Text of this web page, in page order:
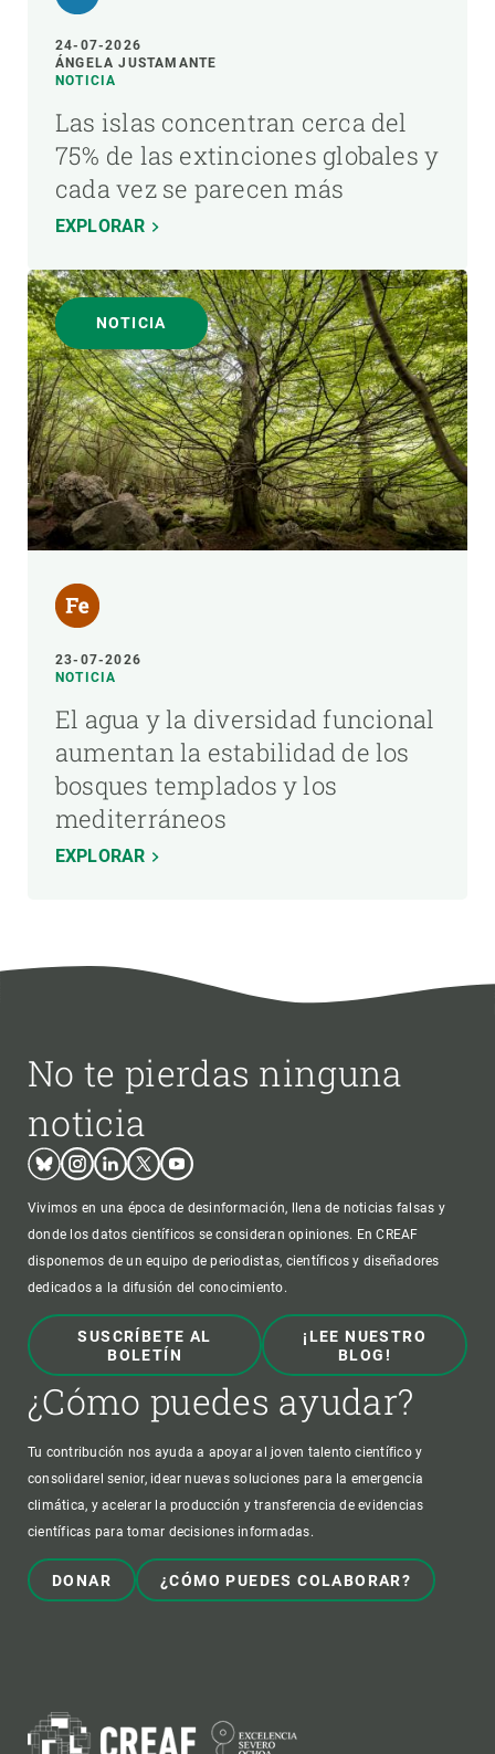
24-07-2026
ÁNGELA JUSTAMANTE
NOTICIA
Las islas concentran cerca del
75% de las extinciones globales y
cada vez se parecen más
EXPLORAR
NOTICIA
23-07-2026
NOTICIA
El agua y la diversidad funcional
aumentan la estabilidad de los
bosques templados y los
mediterráneos
EXPLORAR
No te pierdas ninguna
noticia
BlueskyInstagram
LinkedinTwitterYoutube
Vivimos en una época de desinformación, llena de noticias falsas y
donde los datos científicos se consideran opiniones. En CREAF
disponemos de un equipo de periodistas, científicos y diseñadores
dedicados a la difusión del conocimiento.
SUSCRÍBETE AL
BOLETÍN
¡LEE NUESTRO
BLOG!
¿Cómo puedes ayudar?
Tu contribución nos ayuda a apoyar al joven talento científico y
consolidarel senior, idear nuevas soluciones para la emergencia
climática, y acelerar la producción y transferencia de evidencias
científicas para tomar decisiones informadas.
DONAR ¿CÓMO PUEDES COLABORAR?